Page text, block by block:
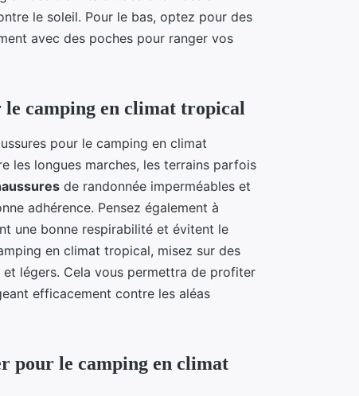
le soleil. Pour le bas, optez pour des
avec des poches pour ranger vos
le camping en climat tropical
pour le camping en climat
les longues marches, les terrains parfois
de randonnée imperméables et
adhérence. Pensez également à
une bonne respirabilité et évitent le
en climat tropical, misez sur des
légers. Cela vous permettra de profiter
efficacement contre les aléas
pour le camping en climat